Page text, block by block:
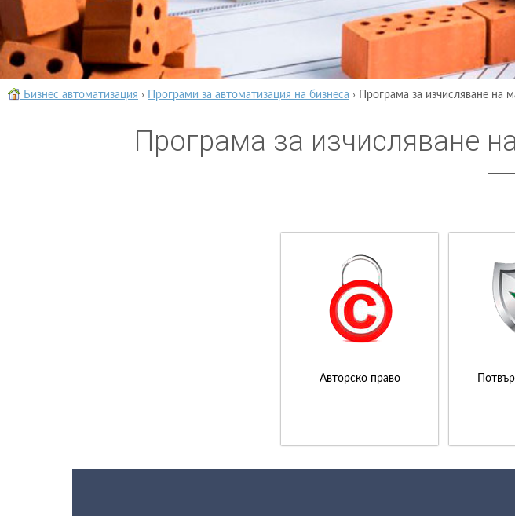
Бизнес автоматизация › Програми за автоматизация на бизнеса › Програма за изчисляване на
Програма за изчисляване
Авторско право